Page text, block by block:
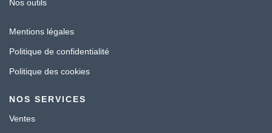
Nos outils
Mentions légales
Politique de confidentialité
Politique des cookies
NOS SERVICES
Ventes